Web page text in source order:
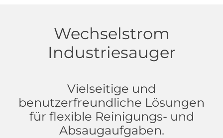
Wechselstrom
Industriesauger
Vielseitige und
benutzerfreundliche Lösungen
für flexible Reinigungs- und
Absaugaufgaben.